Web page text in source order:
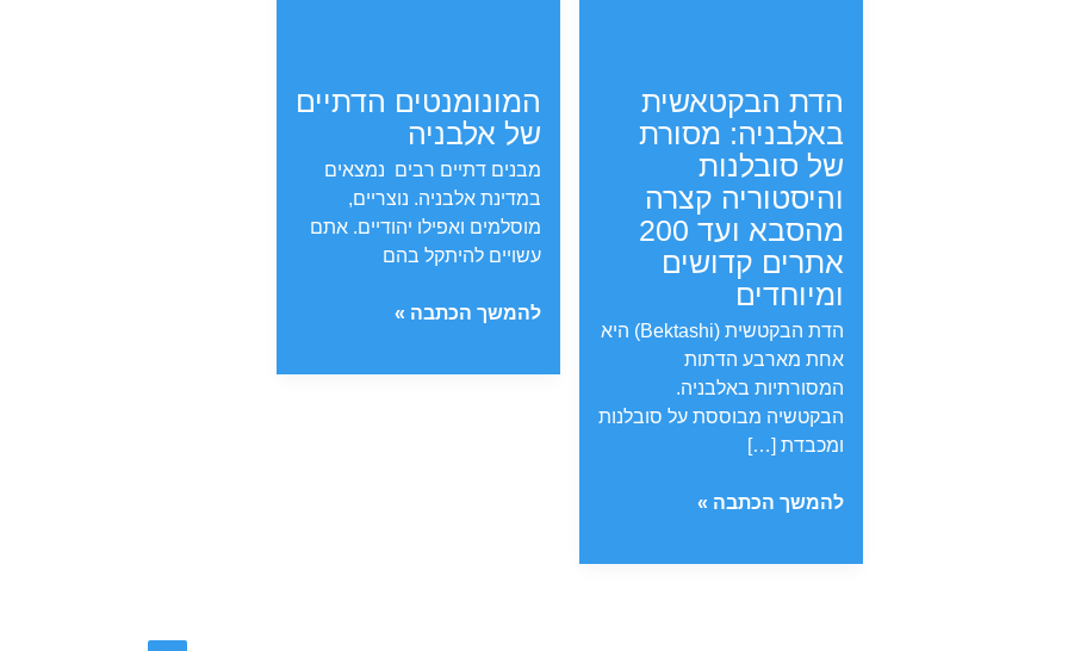
הדת הבקטאשית
באלבניה: מסורת
של סובלנות
והיסטוריה קצרה
מהסבא ועד 200
אתרים קדושים
ומיוחדים
הדת הבקטשית (Bektashi) היא
אחת מארבע הדתות
המסורתיות באלבניה.
הבקטשיה מבוססת על סובלנות
ומכבדת […]
הדת
להמשך הכתבה »
המונומנטים הדתיים
של אלבניה
מבנים דתיים רבים נמצאים
במדינת אלבניה. נוצריים,
מוסלמים ואפילו יהודיים. אתם
עשויים להיתקל בהם
המונומנטים
להמשך הכתבה »